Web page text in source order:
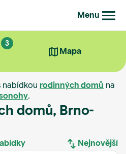
Menu
3
Mapa
nabídkou rodinných domů na
.
domů, Brno-
Nejnovější